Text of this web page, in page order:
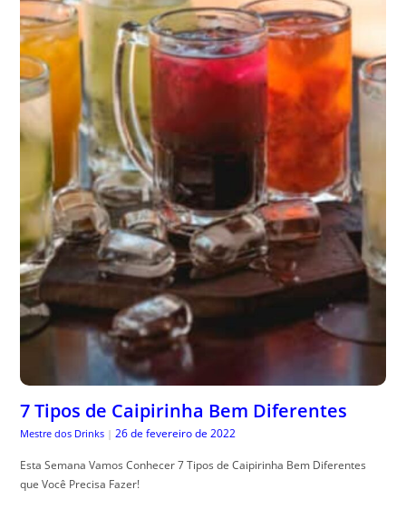
7 Tipos de Caipirinha Bem Diferentes
Mestre dos Drinks | 26 de fevereiro de 2022
Esta Semana Vamos Conhecer 7 Tipos de Caipirinha Bem Diferentes
que Você Precisa Fazer!